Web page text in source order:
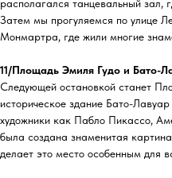
располагался танцевальный зал,
Затем мы прогуляемся по улице
Монмартра, где жили многие
11/Площадь Эмиля Гудо и Бато-
Следующей остановкой станет
историческое здание Бато-
художники как Пабло Пикассо,
была создана знаменитая
делает это место особенным для